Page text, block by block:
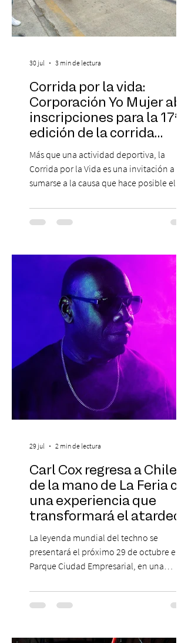
Corrida por la vida:
Corporación Yo Mujer abre
inscripciones para la 17ª
edición de la corrida
solidaria
Más que una actividad deportiva, la
Corrida por la Vida es una invitación a
sumarse a la causa que hace posible el
desarrolla durante todo el año: brindar
orientación, contención y apoyo
experiencia del cáncer de mama y a sus
familias, además de impulsar la detección
temprana, porque la información también
es una forma de acompañar. Con este
propósito, la Corporación realizará la 17ª
Corrida por la Vida, e
30 jul 3 min de lectura
Carl Cox regresa a Chile
de la mano de La Feria con
una experiencia que
transformará el atardecer
del jueves en una
celebración de música
electrónica
La leyenda mundial del techno se
presentará el próximo 29 de octubre en
Parque Ciudad Empresarial, en una
vivir una jornada de música, comunidad y
cultura electrónica desde las 18:00 horas.
viernes 31 de julio, a las 13:00 horas, a
29 jul 2 min de lectura